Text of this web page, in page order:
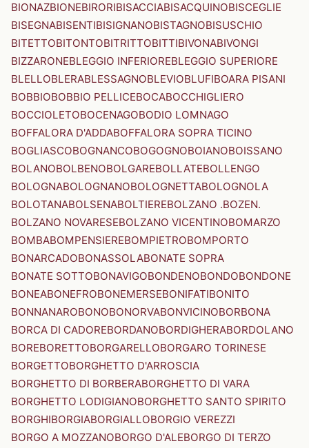
BIONAZBIONEBIRORIBISACCIABISACQUINOBISCEGLIE
BISEGNABISENTIBISIGNANOBISTAGNOBISUSCHIO
BITETTOBITONTOBITRITTOBITTIBIVONABIVONGI
BIZZARONEBLEGGIO INFERIOREBLEGGIO SUPERIORE
BLELLOBLERABLESSAGNOBLEVIOBLUFIBOARA PISANI
BOBBIOBOBBIO PELLICEBOCABOCCHIGLIERO
BOCCIOLETOBOCENAGOBODIO LOMNAGO
BOFFALORA D'ADDABOFFALORA SOPRA TICINO
BOGLIASCOBOGNANCOBOGOGNOBOIANOBOISSANO
BOLANOBOLBENOBOLGAREBOLLATEBOLLENGO
BOLOGNABOLOGNANOBOLOGNETTABOLOGNOLA
BOLOTANABOLSENABOLTIEREBOLZANO .BOZEN.
BOLZANO NOVARESEBOLZANO VICENTINOBOMARZO
BOMBABOMPENSIEREBOMPIETROBOMPORTO
BONARCADOBONASSOLABONATE SOPRA
BONATE SOTTOBONAVIGOBONDENOBONDOBONDONE
BONEABONEFROBONEMERSEBONIFATIBONITO
BONNANAROBONOBONORVABONVICINOBORBONA
BORCA DI CADOREBORDANOBORDIGHERABORDOLANO
BOREBORETTOBORGARELLOBORGARO TORINESE
BORGETTOBORGHETTO D'ARROSCIA
BORGHETTO DI BORBERABORGHETTO DI VARA
BORGHETTO LODIGIANOBORGHETTO SANTO SPIRITO
BORGHIBORGIABORGIALLOBORGIO VEREZZI
BORGO A MOZZANOBORGO D'ALEBORGO DI TERZO